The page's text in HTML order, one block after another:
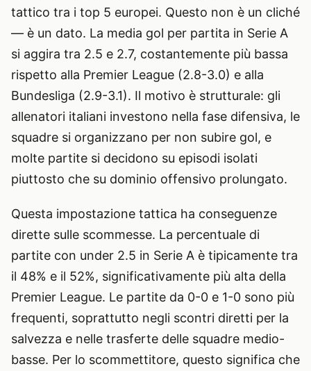
tattico tra i top 5 europei. Questo non è un cliché
— è un dato. La media gol per partita in Serie A
si aggira tra 2.5 e 2.7, costantemente più bassa
rispetto alla Premier League (2.8-3.0) e alla
Bundesliga (2.9-3.1). Il motivo è strutturale: gli
allenatori italiani investono nella fase difensiva, le
squadre si organizzano per non subire gol, e
molte partite si decidono su episodi isolati
piuttosto che su dominio offensivo prolungato.
Questa impostazione tattica ha conseguenze
dirette sulle scommesse. La percentuale di
partite con under 2.5 in Serie A è tipicamente tra
il 48% e il 52%, significativamente più alta della
Premier League. Le partite da 0-0 e 1-0 sono più
frequenti, soprattutto negli scontri diretti per la
salvezza e nelle trasferte delle squadre medio-
basse. Per lo scommettitore, questo significa che